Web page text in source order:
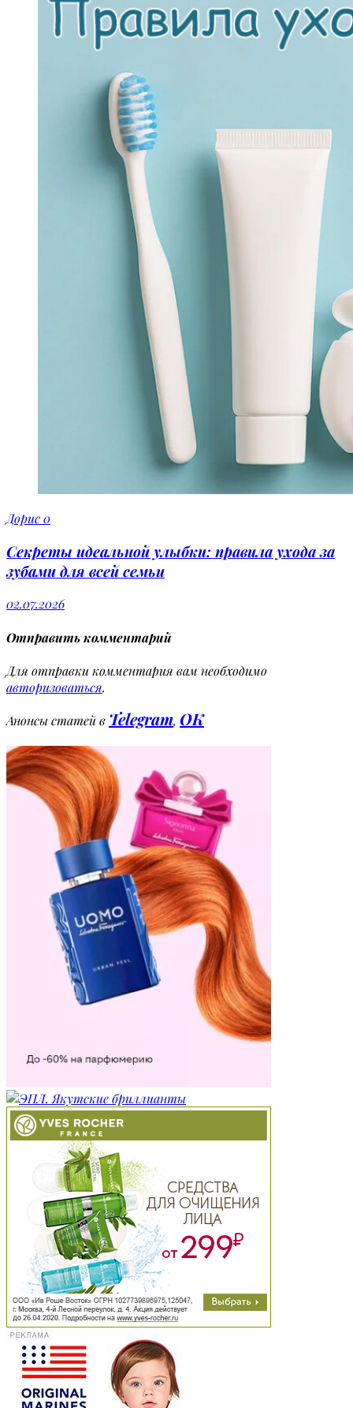
Дорис0
Секреты идеальной улыбки: правила ухода за
зубами для всей семьи
02.07.2026
Отправить комментарий
Для отправки комментария вам необходимо
авторизоваться.
Анонсы статей в Telegram, OK